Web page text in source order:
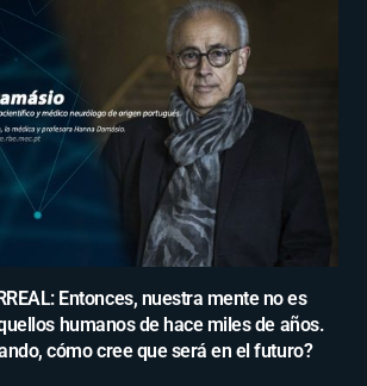
Entonces, nuestra mente no es
humanos de hace miles de años.
cómo cree que será en el futuro?